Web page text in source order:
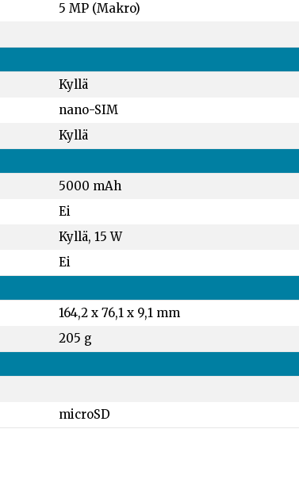
5 MP (Makro)
Kyllä
nano-SIM
Kyllä
5000 mAh
Ei
Kyllä, 15 W
Ei
164,2 x 76,1 x 9,1 mm
205 g
microSD